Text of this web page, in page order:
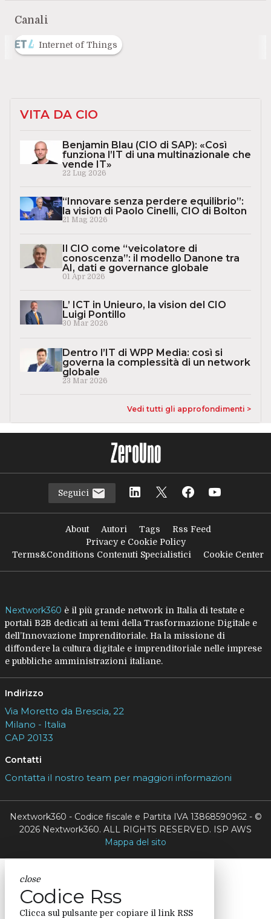
Canali
Internet of Things
VITA DA CIO
Benjamin Blau (CIO di SAP): «Così
funziona l’IT di una multinazionale che
vende IT»
22 Lug 2026
“Innovare senza perdere equilibrio”:
la vision di Paolo Cinelli, CIO di Bolton
21 Mag 2026
Il CIO come “veicolatore di
conoscenza”: il modello Danone tra
AI, dati e governance globale
01 Apr 2026
L’ ICT in Unieuro, la vision del CIO
Luigi Pontillo
30 Mar 2026
Dentro l’IT di WPP Media: così si
governa la complessità di un network
globale
23 Mar 2026
Vedi tutti gli approfondimenti >
Seguici
About Autori Tags
Rss Feed
Privacy e Cookie Policy
Terms&Conditions Contenuti Specialistici
Cookie Center
Nextwork360 è il più grande network in Italia di testate e
portali B2B dedicati ai temi della Trasformazione Digitale e
dell’Innovazione Imprenditoriale. Ha la missione di
diffondere la cultura digitale e imprenditoriale nelle imprese
e pubbliche amministrazioni italiane.
Indirizzo
Via Moretto da Brescia, 22
Milano - Italia
CAP 20133
Contatti
Contatta il nostro team per maggiori informazioni
Nextwork360 - Codice fiscale e Partita IVA 13868590962 - ©
2026 Nextwork360. ALL RIGHTS RESERVED. ISP AWS
Mappa del sito
close
Codice Rss
Clicca sul pulsante per copiare il link RSS